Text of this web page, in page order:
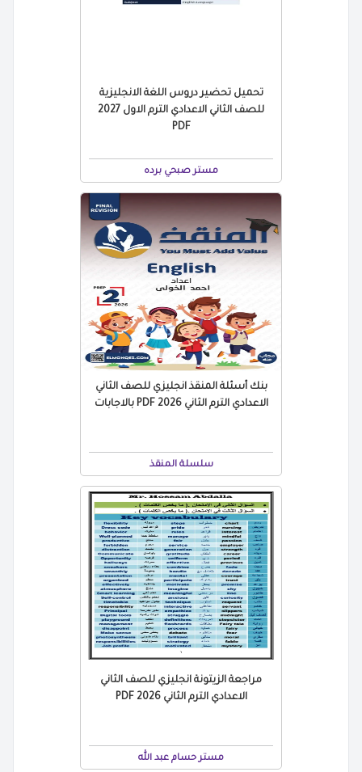
تحميل تحضير دروس اللغة الانجليزية
للصف الثاني الاعدادي الترم الاول 2027
PDF
مستر صبحي برده
بنك أسئلة المنقذ انجليزي للصف الثاني
الاعدادي الترم الثاني 2026 PDF بالاجابات
سلسلة المنقذ
مراجعة الزيتونة انجليزي للصف الثاني
الاعدادي الترم الثاني 2026 PDF
مستر حسام عبد الله